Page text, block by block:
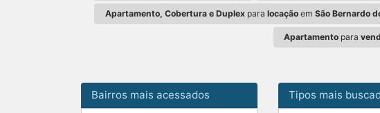
Apartamento, Cobertura e Duplexpara locaçãoem São Bernardo
Apartamentopara
Bairros mais acessados
Tipos mais